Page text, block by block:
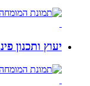
יעוץ ותכנון פיננסי